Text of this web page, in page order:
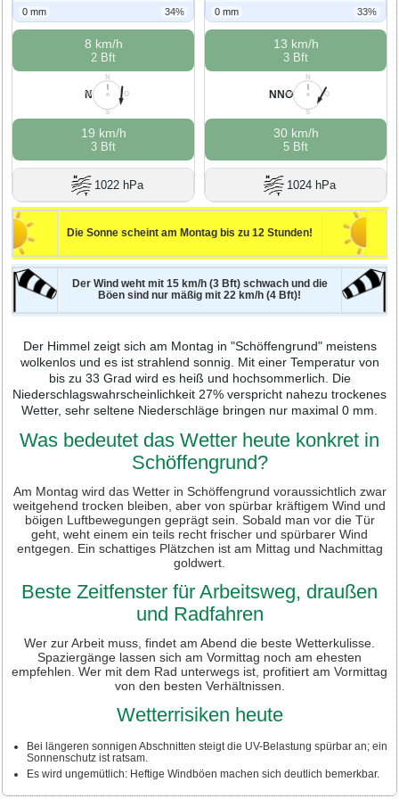
0 mm 34%
8 km/h
2 Bft
N
O
S
W
N
19 km/h
3 Bft
1022 hPa
0 mm 33%
13 km/h
3 Bft
N
O
S
W
NNO
30 km/h
5 Bft
1024 hPa
Die Sonne scheint am Montag bis zu 12 Stunden!
Der Wind weht mit 15 km/h (3 Bft) schwach und die
Böen sind nur mäßig mit 22 km/h (4 Bft)!
Der Himmel zeigt sich am Montag in "Schöffengrund" meistens
wolkenlos und es ist strahlend sonnig. Mit einer Temperatur von
bis zu 33 Grad wird es heiß und hochsommerlich. Die
Niederschlagswahrscheinlichkeit 27% verspricht nahezu trockenes
Wetter, sehr seltene Niederschläge bringen nur maximal 0 mm.
Was bedeutet das Wetter heute konkret in
Schöffengrund?
Am Montag wird das Wetter in Schöffengrund voraussichtlich zwar
weitgehend trocken bleiben, aber von spürbar kräftigem Wind und
böigen Luftbewegungen geprägt sein. Sobald man vor die Tür
geht, weht einem ein teils recht frischer und spürbarer Wind
entgegen. Ein schattiges Plätzchen ist am Mittag und Nachmittag
goldwert.
Beste Zeitfenster für Arbeitsweg, draußen
und Radfahren
Wer zur Arbeit muss, findet am Abend die beste Wetterkulisse.
Spaziergänge lassen sich am Vormittag noch am ehesten
empfehlen. Wer mit dem Rad unterwegs ist, profitiert am Vormittag
von den besten Verhältnissen.
Wetterrisiken heute
Bei längeren sonnigen Abschnitten steigt die UV-Belastung spürbar an; ein
Sonnenschutz ist ratsam.
Es wird ungemütlich: Heftige Windböen machen sich deutlich bemerkbar.